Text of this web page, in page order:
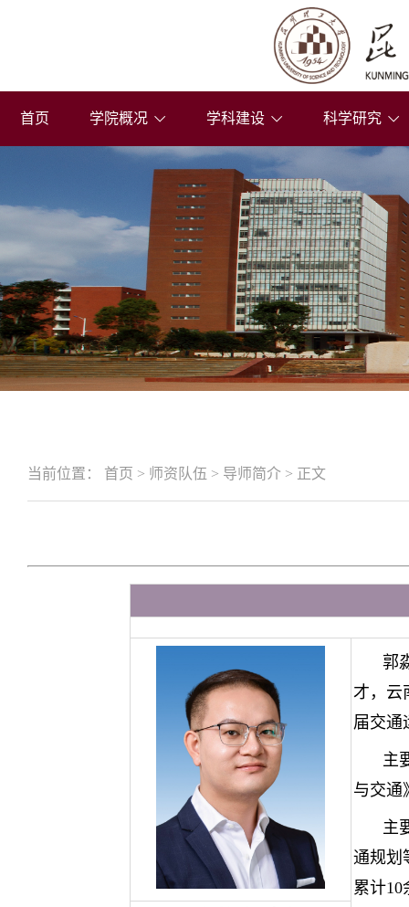
首页 学院概况 学科建设 科学研究
当前位置： 首页 > 师资队伍 > 导师简介 > 正文
郭
才，云
届交通
主
与交通
主
通规划
累计